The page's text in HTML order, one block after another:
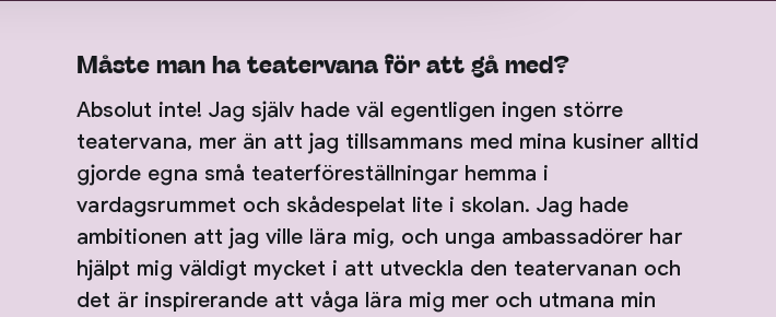
Måste man ha teatervana för att gå med?
Absolut inte! Jag själv hade väl egentligen ingen större
teatervana, mer än att jag tillsammans med mina kusiner alltid
gjorde egna små teaterföreställningar hemma i
vardagsrummet och skådespelat lite i skolan. Jag hade
ambitionen att jag ville lära mig, och unga ambassadörer har
hjälpt mig väldigt mycket i att utveckla den teatervanan och
det är inspirerande att våga lära mig mer och utmana min